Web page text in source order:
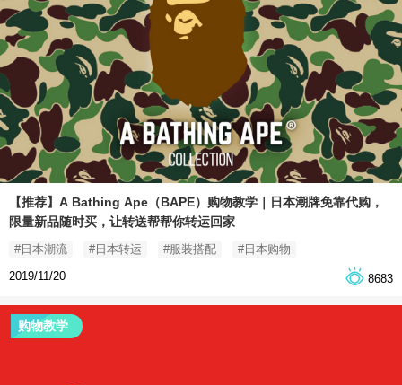
【推荐】A Bathing Ape（BAPE）购物教学｜日本潮牌免靠代购，
限量新品随时买，让转送帮帮你转运回家
#日本潮流 #日本转运 #服装搭配
#日本购物
2019/11/20
8683
购物教学